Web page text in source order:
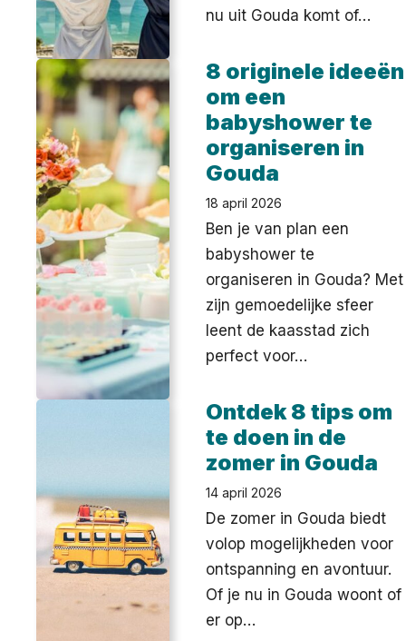
nu uit Gouda komt of…
8 originele ideeën
om een
babyshower te
organiseren in
Gouda
18 april 2026
Ben je van plan een
babyshower te
organiseren in Gouda? Met
zijn gemoedelijke sfeer
leent de kaasstad zich
perfect voor…
Ontdek 8 tips om
te doen in de
zomer in Gouda
14 april 2026
De zomer in Gouda biedt
volop mogelijkheden voor
ontspanning en avontuur.
Of je nu in Gouda woont of
er op…